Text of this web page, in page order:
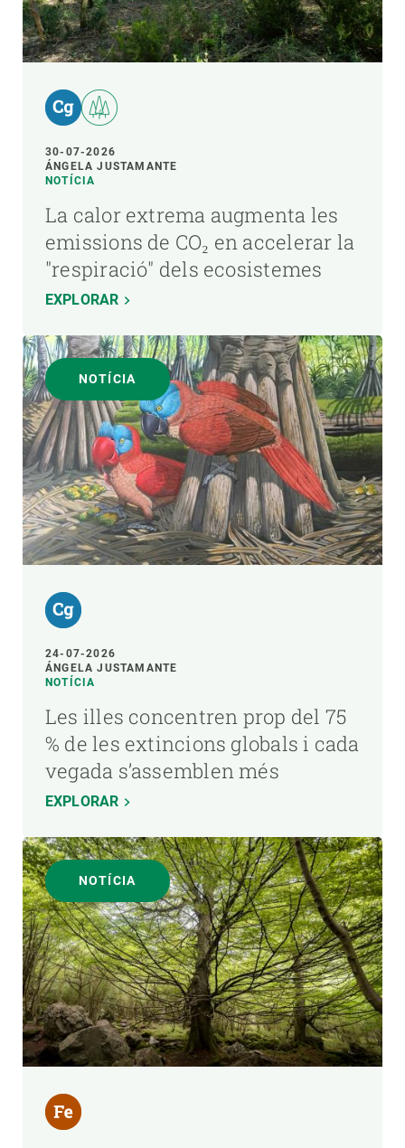
30-07-2026
ÁNGELA JUSTAMANTE
NOTÍCIA
La calor extrema augmenta les
emissions de CO₂ en accelerar la
"respiració" dels ecosistemes
EXPLORAR
NOTÍCIA
24-07-2026
ÁNGELA JUSTAMANTE
NOTÍCIA
Les illes concentren prop del 75
% de les extincions globals i cada
vegada s’assemblen més
EXPLORAR
NOTÍCIA